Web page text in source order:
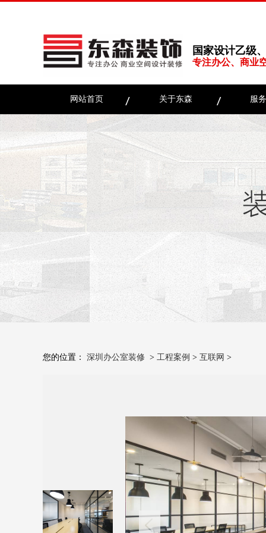
国家设计乙级
专注办公、商业
网站首页 关于东森 服
您的位置： 深圳办公室装修 > 工程案例 > 互联网 >